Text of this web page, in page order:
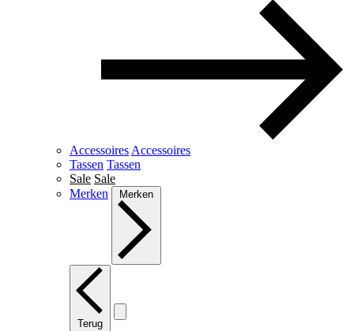
Accessoires Accessoires
Tassen Tassen
Sale Sale
Merken
Merken
Terug